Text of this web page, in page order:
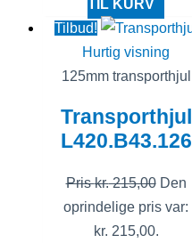
TIL KURV
Tilbud!
Hurtig visning
125mm transporthjul
Transporthjul
L420.B43.126
Priskr.215,00 Den
oprindelige pris var:
kr. 215,00.